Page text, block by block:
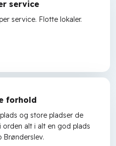
service
service. Flotte lokaler.
forhold
og store pladser de
alt i alt en god plads
Brønderslev.